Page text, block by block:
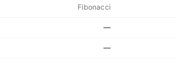
Fibonacci
—
—